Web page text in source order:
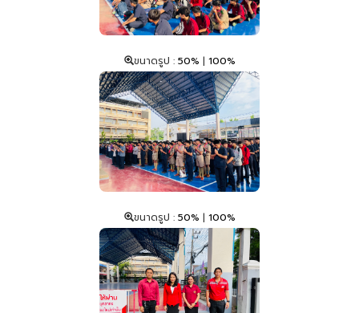
ขนาดรูป : 50% | 100%
ขนาดรูป : 50% | 100%